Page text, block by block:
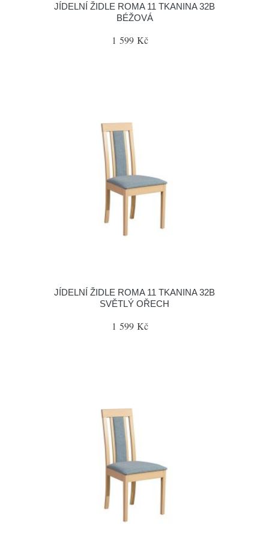
JÍDELNÍ ŽIDLE ROMA 11 TKANINA 32B
BÉŽOVÁ
1 599 Kč
JÍDELNÍ ŽIDLE ROMA 11 TKANINA 32B
SVĚTLÝ OŘECH
1 599 Kč